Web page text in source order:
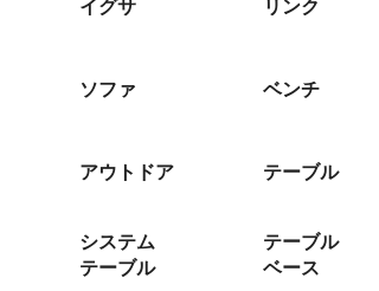
イグサ リンク
ソファ ベンチ
アウトドア テーブル
システム
テーブル
テーブル
ベース